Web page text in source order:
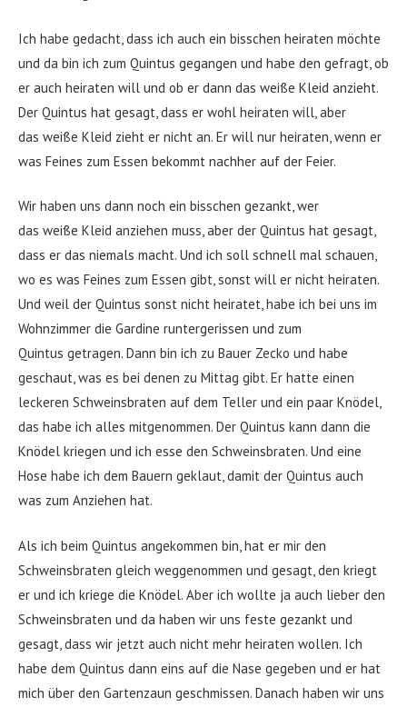
Ich habe gedacht, dass ich auch ein bisschen heiraten möchte
und da bin ich zum Quintus gegangen und habe den gefragt, ob
er auch heiraten will und ob er dann das weiße Kleid anzieht.
Der Quintus hat gesagt, dass er wohl heiraten will, aber
das weiße Kleid zieht er nicht an. Er will nur heiraten, wenn er
was Feines zum Essen bekommt nachher auf der Feier.
Wir haben uns dann noch ein bisschen gezankt, wer
das weiße Kleid anziehen muss, aber der Quintus hat gesagt,
dass er das niemals macht. Und ich soll schnell mal schauen,
wo es was Feines zum Essen gibt, sonst will er nicht heiraten.
Und weil der Quintus sonst nicht heiratet, habe ich bei uns im
Wohnzimmer die Gardine runtergerissen und zum
Quintus getragen. Dann bin ich zu Bauer Zecko und habe
geschaut, was es bei denen zu Mittag gibt. Er hatte einen
leckeren Schweinsbraten auf dem Teller und ein paar Knödel,
das habe ich alles mitgenommen. Der Quintus kann dann die
Knödel kriegen und ich esse den Schweinsbraten. Und eine
Hose habe ich dem Bauern geklaut, damit der Quintus auch
was zum Anziehen hat.
Als ich beim Quintus angekommen bin, hat er mir den
Schweinsbraten gleich weggenommen und gesagt, den kriegt
er und ich kriege die Knödel. Aber ich wollte ja auch lieber den
Schweinsbraten und da haben wir uns feste gezankt und
gesagt, dass wir jetzt auch nicht mehr heiraten wollen. Ich
habe dem Quintus dann eins auf die Nase gegeben und er hat
mich über den Gartenzaun geschmissen. Danach haben wir uns